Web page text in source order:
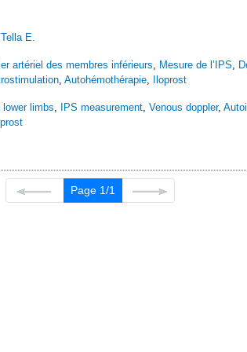
Tella E.
artériel des membres inférieurs, Mesure de l’IPS,
, Autohémothérapie, Iloprost
limbs, IPS measurement, Venous doppler,
Page 1/1